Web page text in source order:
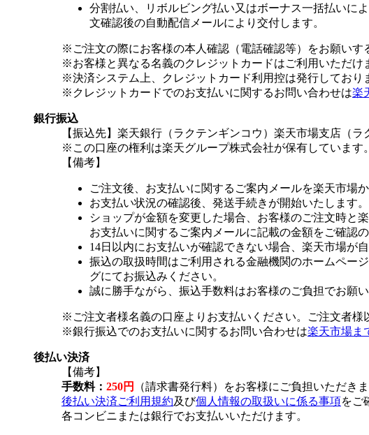
分割払い、リボルビング払い又はボーナス一括払いに
文確認後の自動配信メールにより交付します。
※ご注文の際にお客様の本人確認（電話確認等）をお願いす
※お客様と異なる名義のクレジットカードはご利用いただけ
※決済システム上、クレジットカード利用控は発行しており
※クレジットカードでのお支払いに関するお問い合わせは楽
銀行振込
【振込先】楽天銀行（ラクテンギンコウ）楽天市場支店（
※この口座の権利は楽天グループ株式会社が保有しています。
【備考】
ご注文後、お支払いに関するご案内メールを楽天市場
お支払い状況の確認後、発送手続きが開始いたします。
ショップが金額を変更した場合、お客様のご注文時と
お支払いに関するご案内メールに記載の金額をご確認
14日以内にお支払いが確認できない場合、楽天市場が
振込の取扱時間はご利用される金融機関のホームペー
グにてお振込みください。
誠に勝手ながら、振込手数料はお客様のご負担でお願い
※ご注文者様名義の口座よりお支払いください。ご注文者様
※銀行振込でのお支払いに関するお問い合わせは楽天市場ま
後払い決済
【備考】
手数料： 250円
（請求書発行料）をお客様にご負担いただきま
後払い決済ご利用規約及び個人情報の取扱いに係る事項をご
各コンビニまたは銀行でお支払いいただけます。